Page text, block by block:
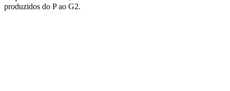
produzidos do P ao G2.